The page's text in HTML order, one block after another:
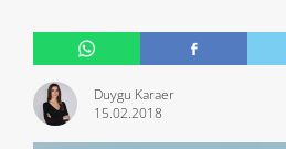
Duygu Karaer
15.02.2018